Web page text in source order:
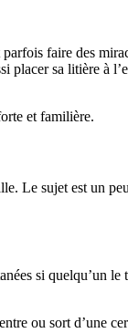
faire des
placer sa litière à
et familière.
Le sujet est un
si quelqu’un
ou sort d’une